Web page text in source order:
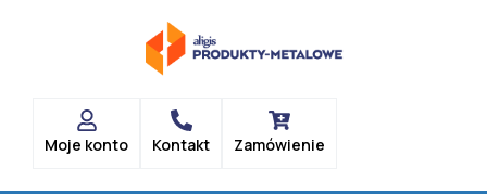
Moje konto Kontakt Zamówienie